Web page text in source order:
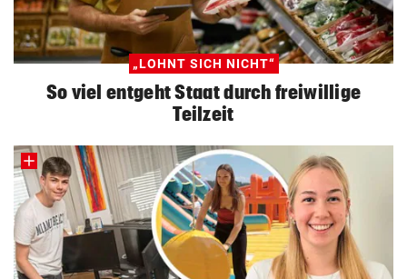
„LOHNT SICH NICHT“
So viel entgeht Staat durch freiwillige
Teilzeit